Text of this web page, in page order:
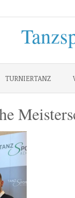
TURNIERTANZ